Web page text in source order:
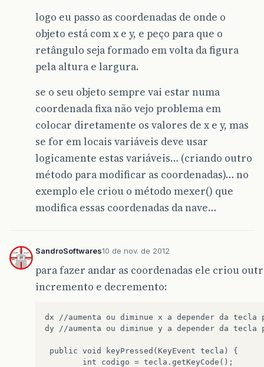
logo eu passo as coordenadas de onde o
objeto está com x e y, e peço para que o
retângulo seja formado em volta da figura
pela altura e largura.
se o seu objeto sempre vai estar numa
coordenada fixa não vejo problema em
colocar diretamente os valores de x e y, mas
se for em locais variáveis deve usar
logicamente estas variáveis… (criando outro
método para modificar as coordenadas)… no
exemplo ele criou o método mexer() que
modifica essas coordenadas da nave…
SandroSoftwares10 de nov. de 2012
para fazer andar as coordenadas ele criou
incremento e decremento:
dx //aumenta ou diminue x a depender da tecla
dy //aumenta ou diminue y a depender da tecla
public void keyPressed(KeyEvent tecla) {
        int codigo = tecla.getKeyCode();